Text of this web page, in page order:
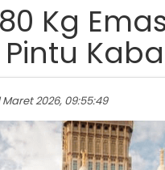
Kg
Maret 2026, 09:55:49